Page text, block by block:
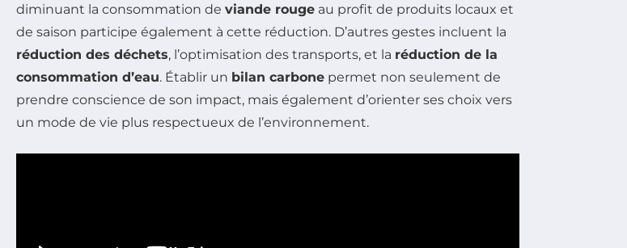
diminuant la consommation de viande rouge au profit de produits locaux et
de saison participe également à cette réduction. D’autres gestes incluent la
réduction des déchets, l’optimisation des transports, et la réduction de la
consommation d’eau. Établir un bilan carbone permet non seulement de
prendre conscience de son impact, mais également d’orienter ses choix vers
un mode de vie plus respectueux de l’environnement.